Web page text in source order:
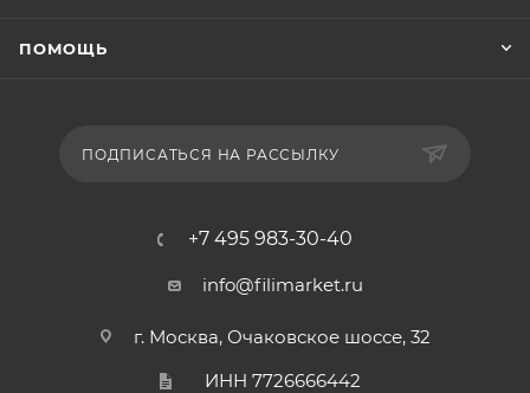
ПОМОЩЬ
ПОДПИСАТЬСЯ НА РАССЫЛКУ
+7 495 983-30-40
info@filimarket.ru
г. Москва, Очаковское шоссе, 32
ИНН 7726666442